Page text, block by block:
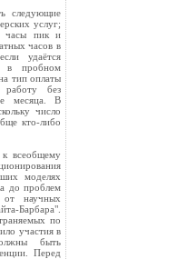
следующие
услуг;
часы пик и
часов в
удаётся
в пробном
тип оплаты
без
месяца. В
число
кто-либо
к всеобщему
моделях
до проблем
научных
Барбара".
по
участия в
быть
Перед